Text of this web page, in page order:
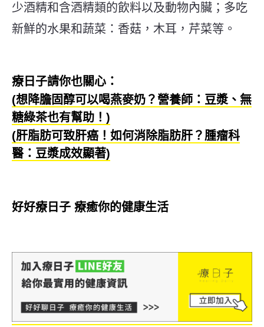
少酒精和含酒精類的飲料以及動物內臟；多吃
新鮮的水果和蔬菜：香菇，木耳，芹菜等。
療日子請你也關心：
(想降膽固醇可以喝燕麥奶？營養師：豆漿、無
糖綠茶也有幫助！)
(肝脂肪可致肝癌！如何消除脂肪肝？腫瘤科
醫：豆漿成效顯著)
好好療日子 療癒你的健康生活